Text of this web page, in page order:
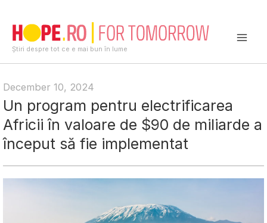
content
Știri despre tot ce e mai bun în lume
December 10, 2024
Un program pentru electrificarea
Africii în valoare de $90 de miliarde a
început să fie implementat